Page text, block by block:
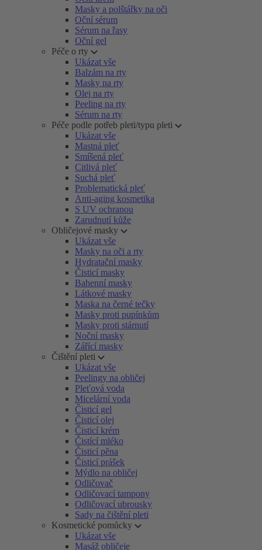
Masky a polštářky na oči
Oční sérum
Sérum na řasy
Oční gel
Péče o rty
Ukázat vše
Balzám na rty
Masky na rty
Olej na rty
Peeling na rty
Sérum na rty
Péče podle potřeb pleti/typu pleti
Ukázat vše
Mastná pleť
Smíšená pleť
Citlivá pleť
Suchá pleť
Problematická pleť
Anti-aging kosmetika
S UV ochranou
Zarudnutí kůže
Obličejové masky
Ukázat vše
Masky na oči a rty
Hydratační masky
Čisticí masky
Bahenní masky
Látkové masky
Maska na černé tečky
Masky proti pupínkům
Masky proti stárnutí
Noční masky
Zářící masky
Čištění pleti
Ukázat vše
Peelingy na obličej
Pleťová voda
Micelární voda
Čisticí gel
Čisticí olej
Čisticí krém
Čistící mléko
Čisticí pěna
Čisticí prášek
Mýdlo na obličej
Odličovač
Odličovací tampony
Odličovací ubrousky
Sady na čištění pleti
Kosmetické pomůcky
Ukázat vše
Masáž obličeje